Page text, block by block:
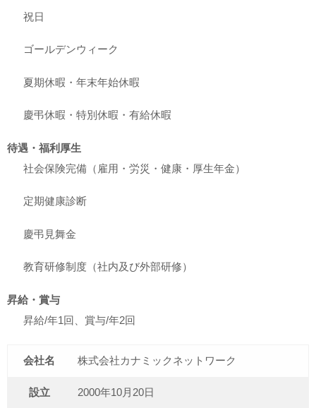
祝日
ゴールデンウィーク
夏期休暇・年末年始休暇
慶弔休暇・特別休暇・有給休暇
待遇・福利厚生
社会保険完備（雇用・労災・健康・厚生年金）
定期健康診断
慶弔見舞金
教育研修制度（社内及び外部研修）
昇給・賞与
昇給/年1回、賞与/年2回
会社名 株式会社カナミックネットワーク
設立 2000年10月20日